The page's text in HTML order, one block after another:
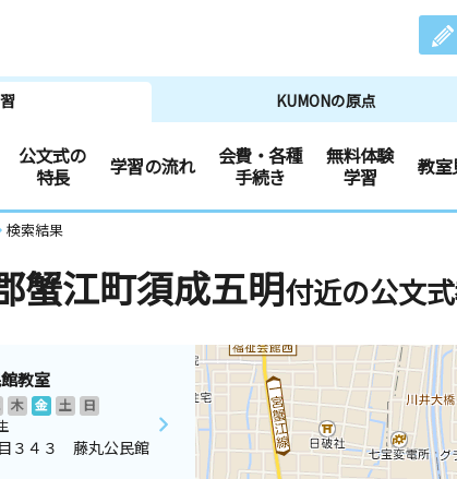
KUMONの原点
公文式の
特長
学習の流れ
会費・各種
手続き
無料体験
学習
教室
検索結果
蟹江町須成五明付近の公文
教室
木 金 土
日
３４３ 藤丸公民館